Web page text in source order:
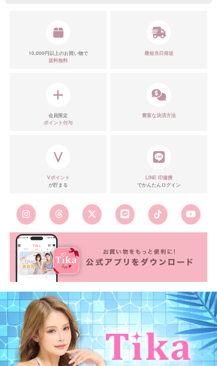
10,000円以上のお買い物で
送料無料
最短当日発送
会員限定
ポイント付与
豊富な決済方法
Vポイント
が貯まる
LINE ID連携
でかんたんログイン